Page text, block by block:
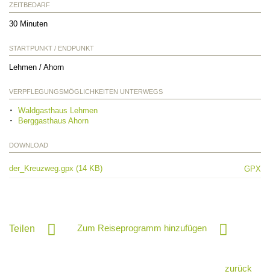
ZEITBEDARF
30 Minuten
STARTPUNKT / ENDPUNKT
Lehmen / Ahorn
VERPFLEGUNGSMÖGLICHKEITEN UNTERWEGS
Waldgasthaus Lehmen
Berggasthaus Ahorn
DOWNLOAD
der_Kreuzweg.gpx (14 KB) GPX
Teilen Zum Reiseprogramm hinzufügen
zurück